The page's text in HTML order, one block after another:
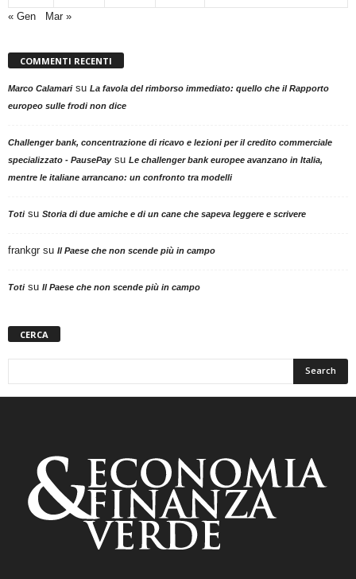
« Gen
Mar »
COMMENTI RECENTI
Marco Calamarisu La favola del rimborso immediato: quello che il Rapporto
europeo sulle frodi non dice
Challenger bank, concentrazione di ricavo e lezioni per il credito commerciale
specializzato - PausePaysu Le challenger bank europee avanzano in Italia,
mentre le italiane arrancano: un confronto tra modelli
Totisu Storia di due amiche e di un cane che sapeva leggere e scrivere
frankgr su Il Paese che non scende più in campo
Totisu Il Paese che non scende più in campo
CERCA